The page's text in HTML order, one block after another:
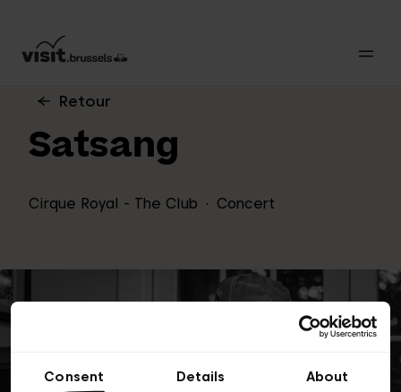
Consent Details About
Retour
Satsang
Cirque Royal - The Club Concert